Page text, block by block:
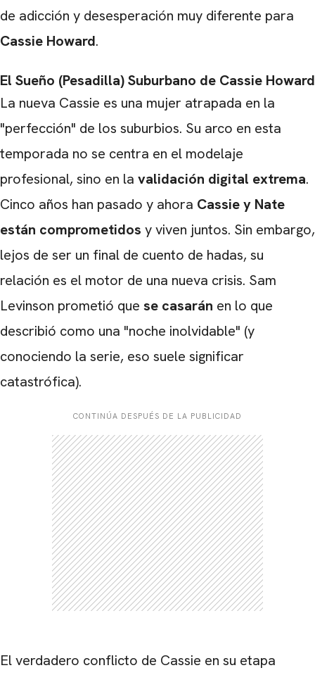
de adicción y desesperación muy diferente para
Cassie Howard.
El Sueño (Pesadilla) Suburbano de Cassie Howard
La nueva Cassie es una mujer atrapada en la
"perfección" de los suburbios. Su arco en esta
temporada no se centra en el modelaje
profesional, sino en la validación digital extrema.
Cinco años han pasado y ahora Cassie y Nate
están comprometidos y viven juntos. Sin embargo,
lejos de ser un final de cuento de hadas, su
relación es el motor de una nueva crisis. Sam
Levinson prometió que se casarán en lo que
describió como una "noche inolvidable" (y
conociendo la serie, eso suele significar
catastrófica).
CONTINÚA DESPUÉS DE LA PUBLICIDAD
El verdadero conflicto de Cassie en su etapa